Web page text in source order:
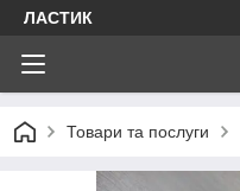
ЛАСТИК
Товари та послуги